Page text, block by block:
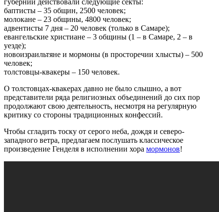
губернии действовали следующие секты:
баптисты – 35 общин, 2500 человек;
молокане – 23 общины, 4800 человек;
адвентисты 7 дня – 20 человек (только в Самаре);
евангельские христиане – 3 общины (1 – в Самаре, 2 – в
уезде);
новоизраильтяне и мормоны (в просторечии хлысты) – 500
человек;
толстовцы-квакеры – 150 человек.
О толстовцах-квакерах давно не было слышно, а вот
представители ряда религиозных объединений до сих пор
продолжают свою деятельность, несмотря на регулярную
критику со стороны традиционных конфессий.
Чтобы сгладить тоску от серого неба, дождя и северо-
западного ветра, предлагаем послушать классическое
произведение Генделя в исполнении хора мормонов!